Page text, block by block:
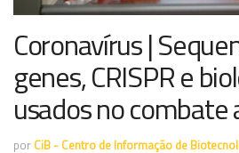
Coronavírus |
genes, CRISPR e
usados no combate
por CiB - Centro de Informação de